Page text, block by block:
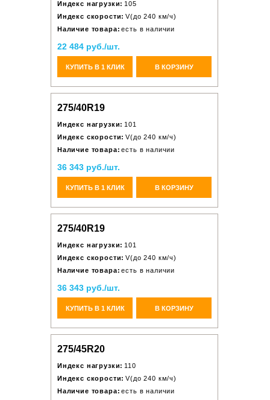
Индекс нагрузки: 105
Индекс скорости: V(до 240 км/ч)
Наличие товара: есть в наличии
22 484 руб./шт.
КУПИТЬ В 1 КЛИК В КОРЗИНУ
275/40R19
Индекс нагрузки: 101
Индекс скорости: V(до 240 км/ч)
Наличие товара: есть в наличии
36 343 руб./шт.
КУПИТЬ В 1 КЛИК В КОРЗИНУ
275/40R19
Индекс нагрузки: 101
Индекс скорости: V(до 240 км/ч)
Наличие товара: есть в наличии
36 343 руб./шт.
КУПИТЬ В 1 КЛИК В КОРЗИНУ
275/45R20
Индекс нагрузки: 110
Индекс скорости: V(до 240 км/ч)
Наличие товара: есть в наличии